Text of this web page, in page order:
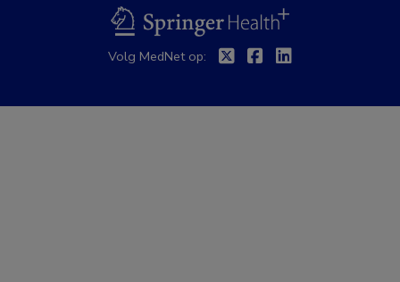
BSL
Volg MedNet op: TwitterFacebook
Linkedin